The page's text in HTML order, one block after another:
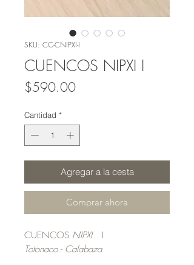
SKU: CC-CNIPXI-I
CUENCOS NIPXI I
$590.00Precio
Cantidad *
Agregar a la cesta
Comprar ahora
CUENCOS NIPXI I
Totonaco.- Calabaza